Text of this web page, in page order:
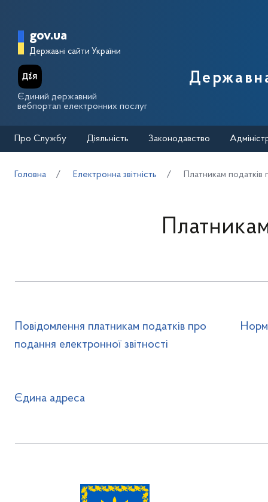
Головна сторінка Державної
gov.ua
Державні сайти України
Єдиний державний
вебпортал електронних послуг
Про Службу Діяльність Законодавство
Головна Електронна звітність Платникам
Повідомлення платникам податків про
подання електронної звітності
Єдина адреса